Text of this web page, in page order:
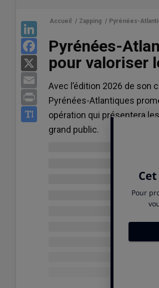
Facebook
Print
Accueil / Zapping / Pyrénées-
Pyrénées-
pour valoriser
Avec l’édition 2026 de son
Pyrénées-Atlantiques
opération qui présentera
grand public.